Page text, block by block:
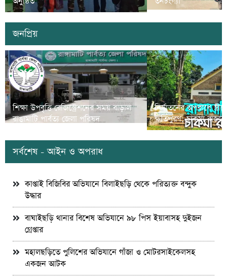
জনপ্রিয়
শিক্ষা উপবৃত্তি রেজিস্ট্রেশনের সময় বাড়াল
রাঙামাটি পার্বত্য জেলা পরিষদ
নির্যাতনের অপরাধে
ক্ষতিপুরণ; চাকমা
সর্বশেষ - আইন ও অপরাধ
কাপ্তাই বিজিবির অভিযানে বিলাইছড়ি থেকে পরিত্যক্ত বন্দুক
উদ্ধার
বাঘাইছড়ি থানার বিশেষ অভিযানে ৯৮ পিস ইয়াবাসহ দুইজন
গ্রেপ্তার
মহালছড়িতে পুলিশের অভিযানে গাঁজা ও মোটরসাইকেলসহ
একজন আটক